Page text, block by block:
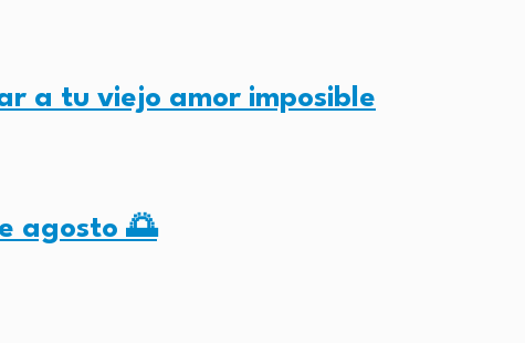
a tu viejo amor imposible
agosto 🌅